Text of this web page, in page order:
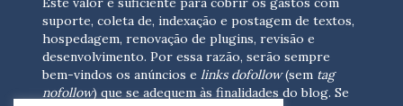
suporte, coleta de, indexação e postagem de textos,
hospedagem, renovação de plugins, revisão e
desenvolvimento. Por essa razão, serão sempre
bem-vindos os anúncios e links dofollow(sem tag
nofollow) que se adequem às finalidades do blog. Se